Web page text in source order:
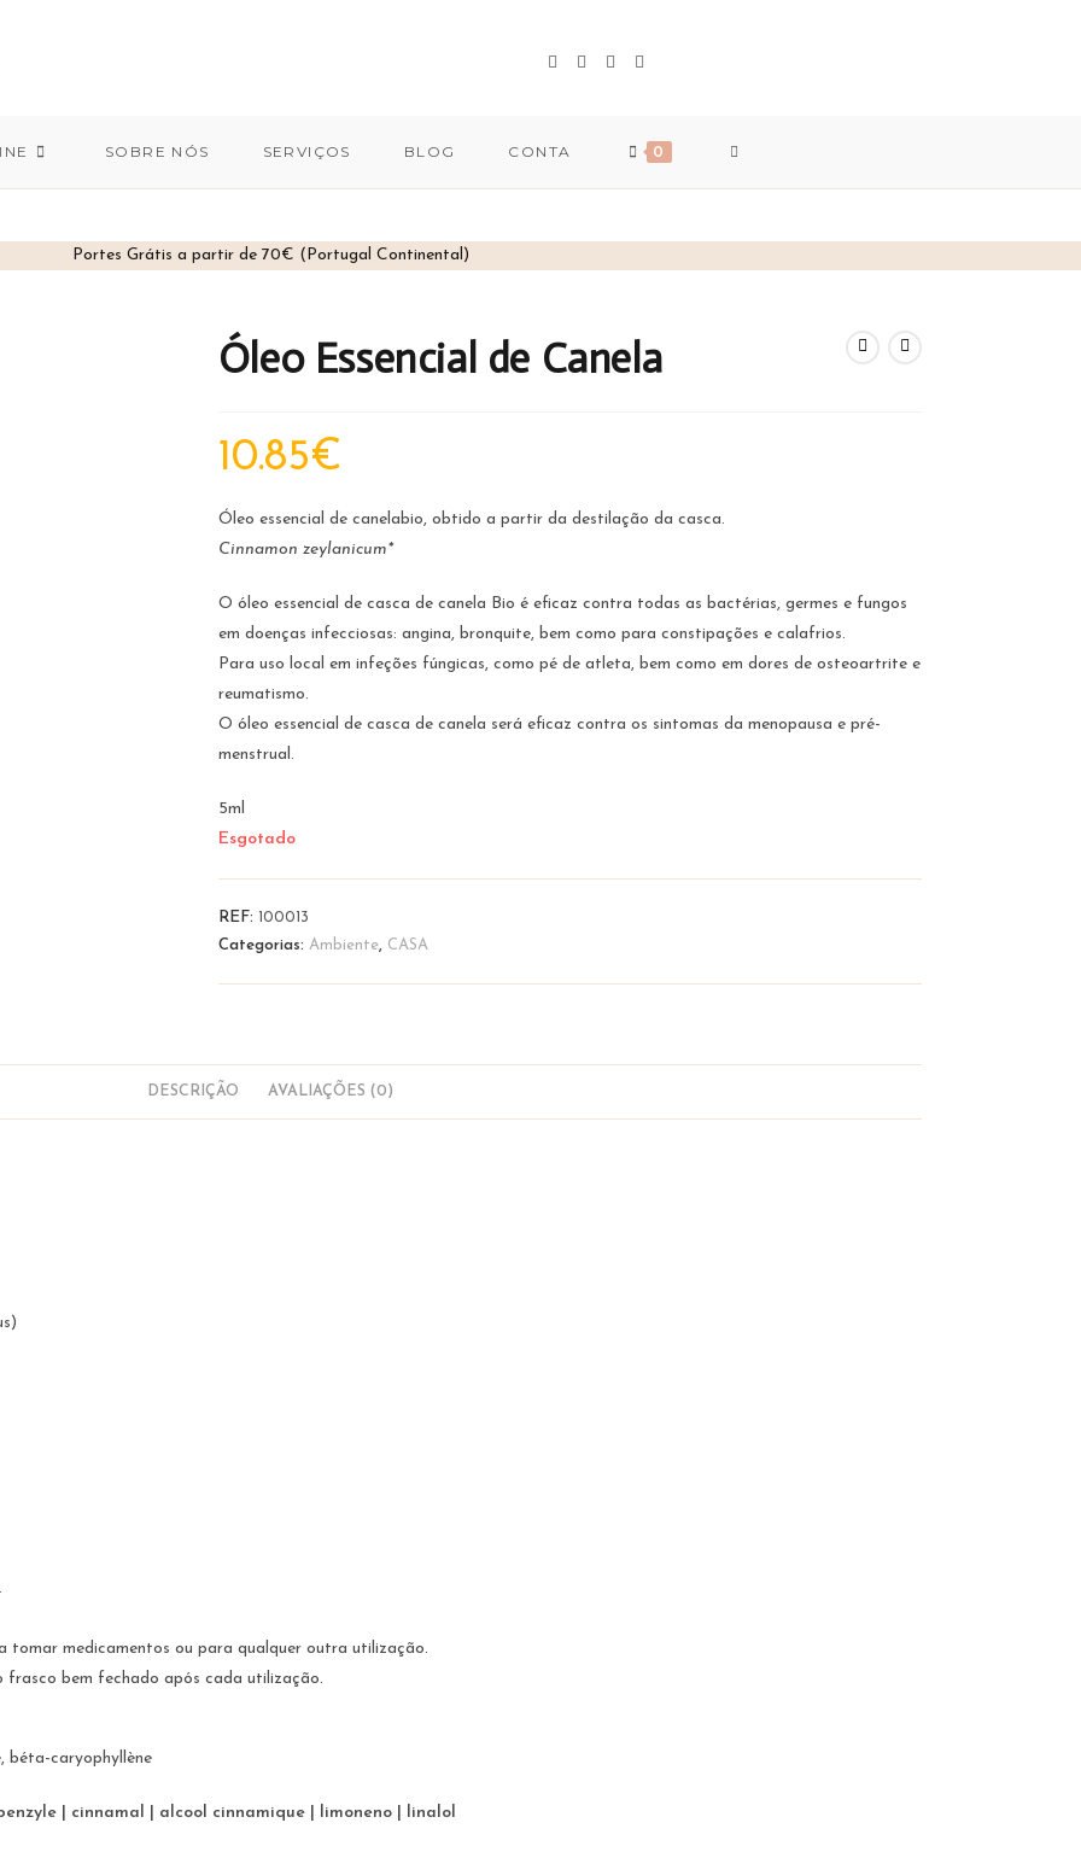
Portes Grátis a partir de 70€ (Portugal Continental)
SOBRE NÓS SERVIÇOS BLOG CONTA 0 TOGGLE
Óleo Essencial de Canela
10.85€
Óleo essencial de canelabio, obtido a partir da destilação da casca.
Cinnamon zeylanicum*
O óleo essencial de casca de canela Bio é eficaz contra todas as bactérias, germes e fungos
em doenças infecciosas: angina, bronquite, bem como para constipações e calafrios.
Para uso local em infeções fúngicas, como pé de atleta, bem como em dores de osteoartrite e
reumatismo.
O óleo essencial de casca de canela será eficaz contra os sintomas da menopausa e pré-
menstrual.
5ml
Esgotado
REF: 100013
Categorias: Ambiente, CASA
DESCRIÇÃO AVALIAÇÕES (0)
tomar medicamentos ou para qualquer outra utilização.
bem fechado após cada utilização.
béta-caryophyllène
| cinnamal | alcool cinnamique | limoneno | linalol